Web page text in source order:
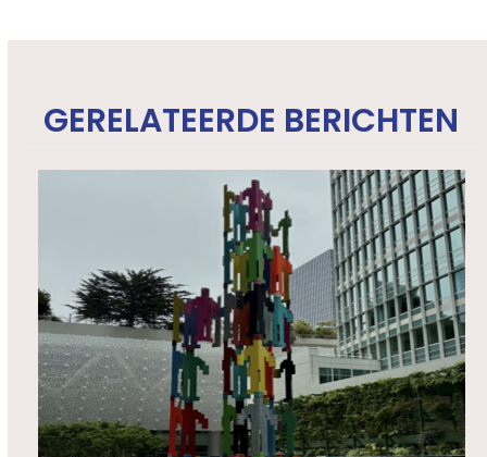
GERELATEERDE BERICHTEN